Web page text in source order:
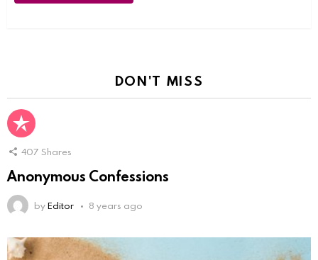
DON'T MISS
407 Shares
Anonymous Confessions
byEditor 8 years ago